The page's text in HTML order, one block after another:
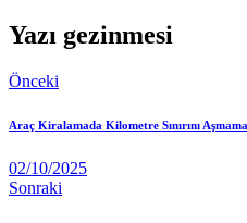
Yazı gezinmesi
Önceki
Araç Kiralamada Kilometre Sınırını
02/10/2025
Sonraki